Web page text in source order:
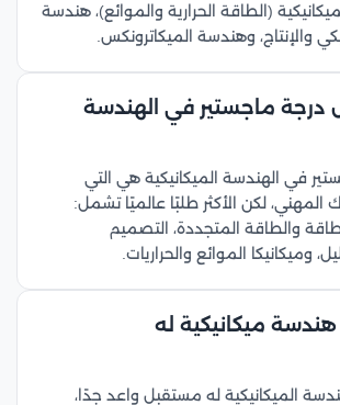
(الطاقة الحرارية والموائع)، هندسة
والإنتاج، وهندسة الميكاترونكس.
ماجستير في الهندسة
في الهندسة الميكانيكية هي التي
لكن الأكثر طلبًا عالميًا تشمل:
والطاقة المتجددة، التصميم
وميكانيكا الموائع والحراريات.
ميكانيكية له
الميكانيكية له مستقبل واعد جدًا،